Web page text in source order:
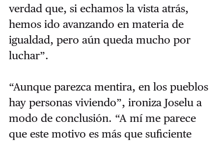
verdad que, si echamos la vista atrás,
hemos ido avanzando en materia de
igualdad, pero aún queda mucho por
luchar”.
“Aunque parezca mentira, en los pueblos
hay personas viviendo”, ironiza Joselu a
modo de conclusión. “A mí me parece
que este motivo es más que suficiente